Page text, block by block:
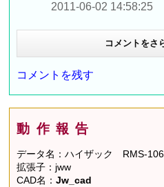
2011-06-02 14:58:25
コメントをさ
コメントを残す
動作報告
データ名：ハイザック RMS-106
拡張子：jww
CAD名：Jw_cad